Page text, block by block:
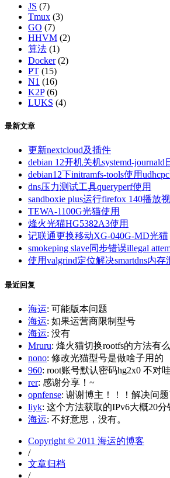
JS (7)
Tmux (3)
GO (7)
HHVM (2)
算法 (1)
Docker(2)
PT (15)
N1 (16)
K2P(6)
LUKS (4)
最新文章
更新nextcloud及插件
debian 12开机关机systemd-
debian12下initramfs-tools使用
dns压力测试工具queryperf使用
sandboxie plus运行firefox 140播放
TEWA-1100G光猫使用
烽火光猫HG5382A3使用
记联通更换移动XG-040G-MD光猫
smokeping slave同步错误illegal
使用valgrind定位解决smartdns内存
最近回复
海运: 可能版本问题
海运: 如果运营商限制型号
海运: 没有
Mruru: 烽火猫切换rootfs的方法有
nono: 修改光猫型号是做啥子用的
960: root账号默认密码hg2x0 不对
rer: 感谢分享！~
opnfense: 谢谢博主！！！解决问
liyk: 这个方法获取的IPv6大概20
海运: 不好意思，没有。
Copyright © 2011 海运的博客
/
文章归档
/